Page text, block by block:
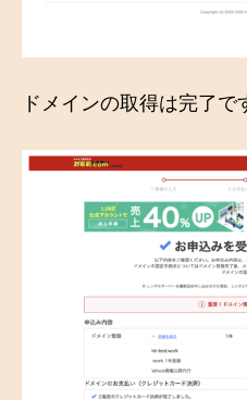
ドメインの取得は完了で